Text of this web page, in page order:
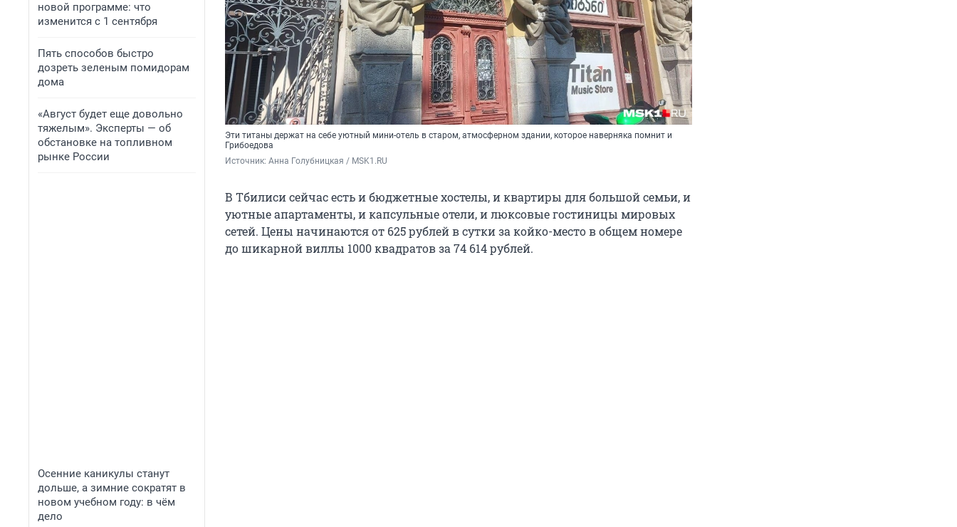
новой программе: что
изменится с 1 сентября
Пять способов быстро
дозреть зеленым помидорам
дома
«Август будет еще довольно
тяжелым». Эксперты — об
обстановке на топливном
рынке России
Осенние каникулы станут
дольше, а зимние сократят в
новом учебном году: в чём
дело
Эти титаны держат на себе уютный мини-отель в старом, атмосферном здании, которое наверняка помнит и
Грибоедова
Источник: Анна Голубницкая / MSK1.RU
В Тбилиси сейчас есть и бюджетные хостелы, и квартиры для большой семьи, и
уютные апартаменты, и капсульные отели, и люксовые гостиницы мировых
сетей. Цены начинаются от 625рублей в сутки за койко-место в общем номере
до шикарной виллы 1000квадратов за 74 614рублей.